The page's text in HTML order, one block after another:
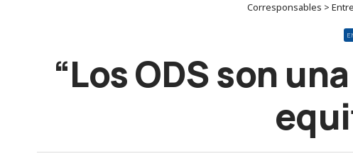
Corresponsables >
“Los ODS son